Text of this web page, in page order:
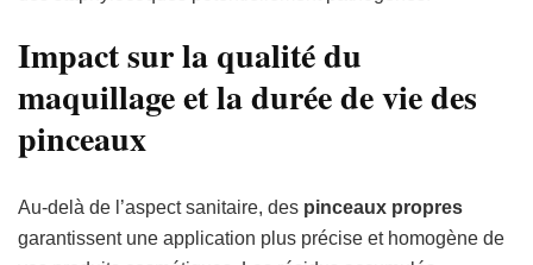
Impact sur la qualité du
maquillage et la durée de vie des
pinceaux
Au-delà de l’aspect sanitaire, des pinceaux propres
garantissent une application plus précise et homogène de